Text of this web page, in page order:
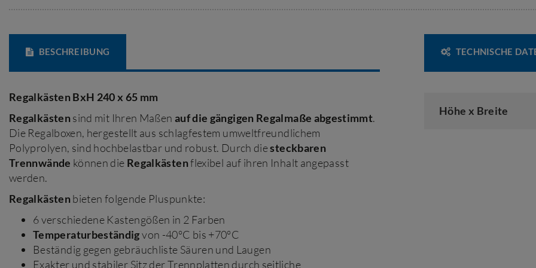
BESCHREIBUNG
Regalkästen BxH 240 x 65 mm
Regalkästensind mit Ihren Maßen auf die gängigen Regalmaße abgestimmt.
Die Regalboxen, hergestellt aus schlagfestem umweltfreundlichem
Polyprolyen, sind hochbelastbar und robust. Durch diesteckbaren
Trennwände können die Regalkästenflexibel auf ihren Inhalt angepasst
werden.
Regalkästenbieten folgende Pluspunkte:
6 verschiedene Kastengößen in 2 Farben
Temperaturbeständigvon -40°C bis +70°C
Beständig gegen gebräuchliste Säuren und Laugen
Exakter und stabiler Sitz der Trennplatten durch seitliche
TECHNISCHE
Höhe x Breite